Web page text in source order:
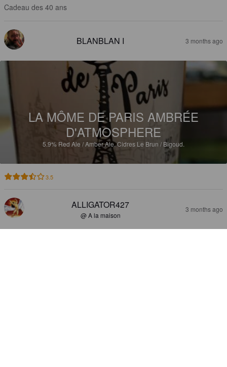
Cadeau des 40 ans
BLANBLAN I 3 months ago
LA MÔME DE PARIS AMBRÉE
D'ATMOSPHERE
5.9% Red Ale / Amber Ale.Cidres Le Brun / Bigoud.
3.5
ALLIGATOR427
@ A la maison
3 months ago